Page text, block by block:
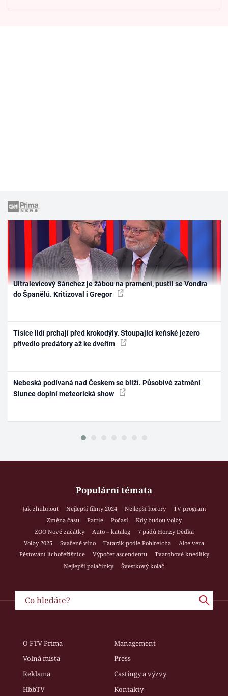
Ultralevicový Sánchez je žábou na prameni, pustil se Vondra
do Španělů. Kritizoval i Gregor
Tisíce lidí prchají před krokodýly. Stoupající keňské jezero
přivedlo predátory až ke dveřím
Nebeská podívaná nad Českem se blíží. Působivé zatmění
Slunce doplní meteorická show
Populární témata
Jak zhubnout Nejlepší filmy 2024 Nejlepší horory
TV program
Změna času
Partie Počasí
Kdy budou volby
ZOO Nové začátky
Auto – katalog
7 pádů Honzy Dědka
Volby 2025
Svařené víno Tatarák podle Pohlreicha
Aloe vera
Pěstování lichořeřišnice
Výpočet ascendentu
Tvarohové knedlíky
Nejlepší palačinky
Švestkový koláč
O FTV Prima
Management
Volná místa
Press
Reklama
Castingy a výzvy
HbbTV
Kontakty